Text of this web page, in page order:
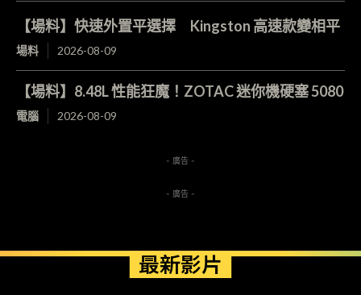
【場料】快速外置平選擇 Kingston 高速款變相平
場料 2026-08-09
【場料】8.48L 性能狂魔！ZOTAC 迷你機硬塞 5080
電腦 2026-08-09
- 廣告 -
- 廣告 -
最新影片